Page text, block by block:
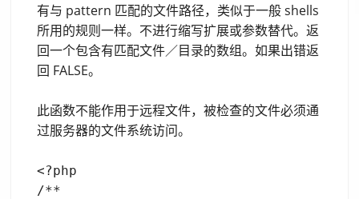
有与 pattern 匹配的文件路径，类似于一般 shells
所用的规则一样。不进行缩写扩展或参数替代。返
回一个包含有匹配文件／目录的数组。如果出错返
回 FALSE。
此函数不能作用于远程文件，被检查的文件必须通
过服务器的文件系统访问。
<?php
/**